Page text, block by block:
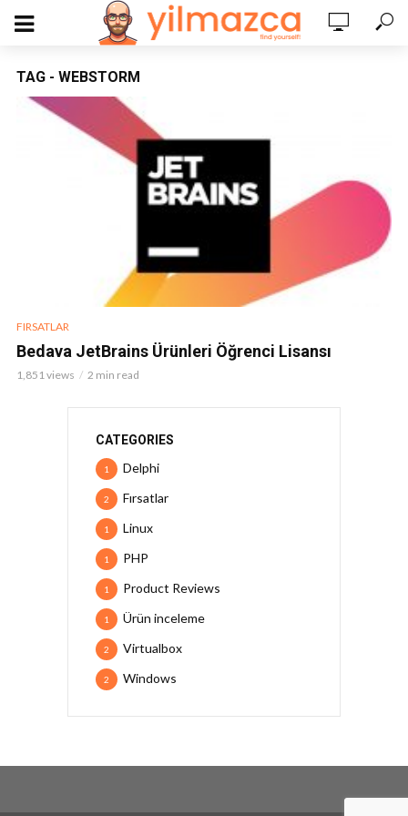
TAG - WEBSTORM
FIRSATLAR
Bedava JetBrains Ürünleri Öğrenci Lisansı
1,851 views 2 min read
CATEGORIES
Delphi
1
Fırsatlar
2
Linux
1
PHP
1
Product Reviews
1
Ürün inceleme
1
Virtualbox
2
Windows
2